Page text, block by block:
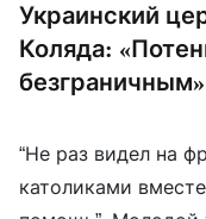
Украинский
Коляда:
безграничным»
“Не раз видел на
католиками